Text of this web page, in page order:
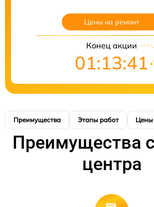
Цены на ремонт
Конец акции
01:13:40
Преимущества Этапы работ Цены
Преимущества
центра